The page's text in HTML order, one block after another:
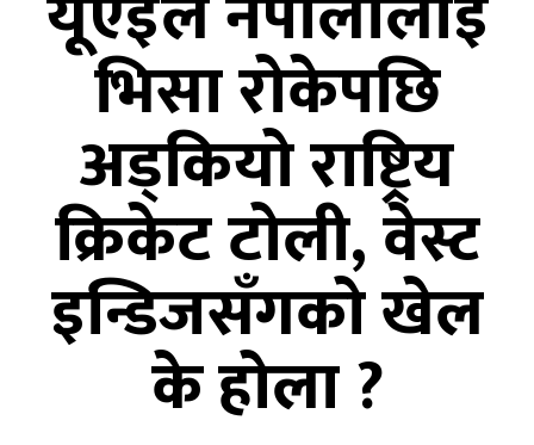
भिसा रोकेपछि
अड्कियो राष्ट्रिय
क्रिकेट टोली, वेस्ट
इन्डिजसँगको खेल
के होला ?